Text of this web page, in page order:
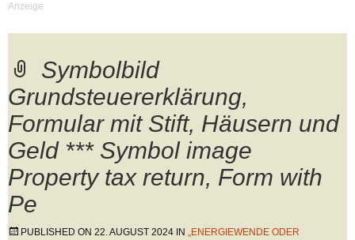
Symbolbild
Grundsteuererklärung,
Formular mit Stift, Häusern und
Geld *** Symbol image
Property tax return, Form with
Pe
PUBLISHED ON 22. AUGUST 2024 IN „ENERGIEWENDE ODER